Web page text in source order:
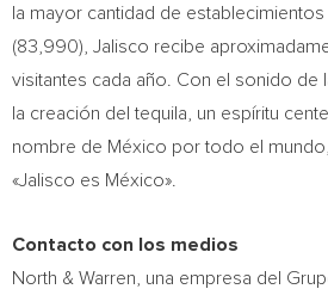
la mayor cantidad de
(83,990), Jalisco recibe
visitantes cada año. Con el sonido de
la creación del tequila, un espíritu
nombre de México por todo el
«Jalisco es México».
Contacto con los medios
North & Warren, una empresa del